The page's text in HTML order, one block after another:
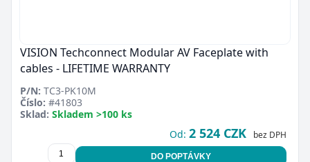
VISION Techconnect Modular AV Faceplate with
cables - LIFETIME WARRANTY
P/N: TC3-PK10M
Číslo: #41803
Sklad: Skladem >100 ks
Od: 2 524 CZK bez DPH
DO POPTÁVKY